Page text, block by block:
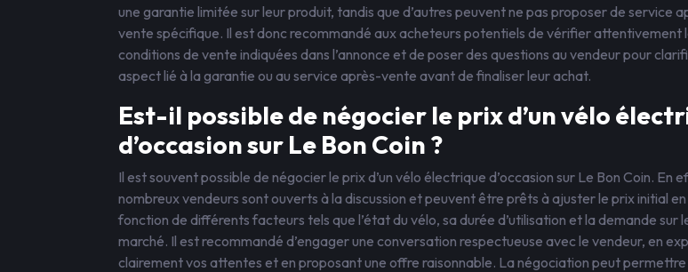
une garantie limitée sur leur produit, tandis que d’autres peuvent ne pas proposer de service
vente spécifique. Il est donc recommandé aux acheteurs potentiels de vérifier attentivement
conditions de vente indiquées dans l’annonce et de poser des questions au vendeur pour
aspect lié à la garantie ou au service après-vente avant de finaliser leur achat.
Est-il possible de négocier le prix d’un vélo
d’occasion sur Le Bon Coin ?
Il est souvent possible de négocier le prix d’un vélo électrique d’occasion sur Le Bon Coin. En
nombreux vendeurs sont ouverts à la discussion et peuvent être prêts à ajuster le prix initial en
fonction de différents facteurs tels que l’état du vélo, sa durée d’utilisation et la demande sur
marché. Il est recommandé d’engager une conversation respectueuse avec le vendeur, en
clairement vos attentes et en proposant une offre raisonnable. La négociation peut permettre